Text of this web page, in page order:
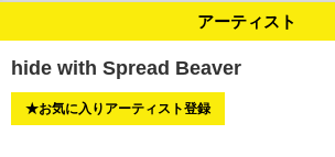
アーティスト
hide with Spread Beaver
★お気に入りアーティスト登録